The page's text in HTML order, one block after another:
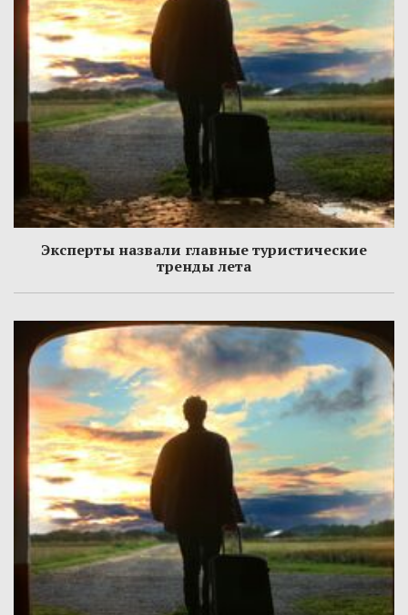
Эксперты назвали главные туристические
тренды лета